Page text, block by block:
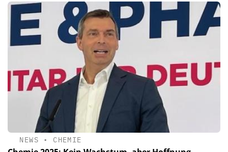
NEWS • CHEMIE